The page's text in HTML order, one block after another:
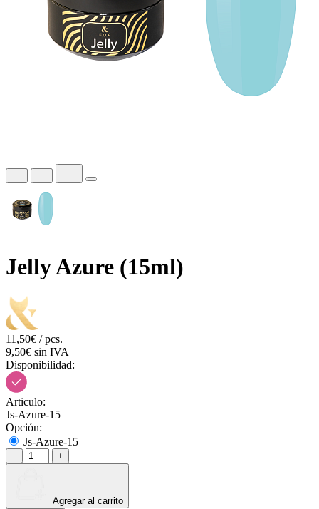
Jelly Azure (15ml)
11,50€ / pcs.
9,50€ sin IVA
Disponibilidad:
Articulo:
Js-Azure-15
Opción:
Js-Azure-15
− +
Agregar al carrito